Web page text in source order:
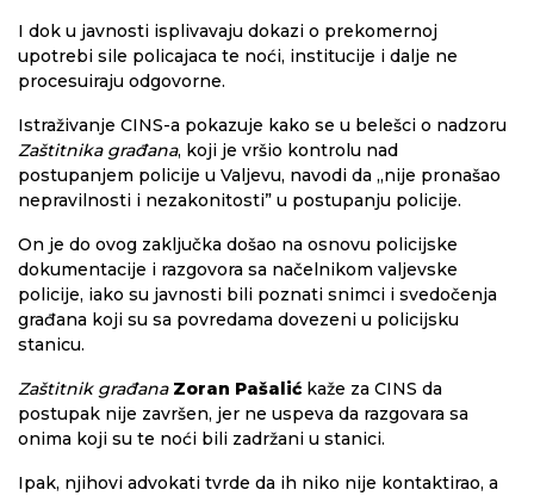
I dok u javnosti isplivavaju dokazi o prekomernoj
upotrebi sile policajaca te noći, institucije i dalje ne
procesuiraju odgovorne.
Istraživanje CINS-a pokazuje kako se u belešci o nadzoru
Zaštitnika građana, koji je vršio kontrolu nad
postupanjem policije u Valjevu, navodi da „nije pronašao
nepravilnosti i nezakonitosti” u postupanju policije.
On je do ovog zaključka došao na osnovu policijske
dokumentacije i razgovora sa načelnikom valjevske
policije, iako su javnosti bili poznati snimci i svedočenja
građana koji su sa povredama dovezeni u policijsku
stanicu.
Zaštitnik građana Zoran Pašalić kaže za CINS da
postupak nije završen, jer ne uspeva da razgovara sa
onima koji su te noći bili zadržani u stanici.
Ipak, njihovi advokati tvrde da ih niko nije kontaktirao, a